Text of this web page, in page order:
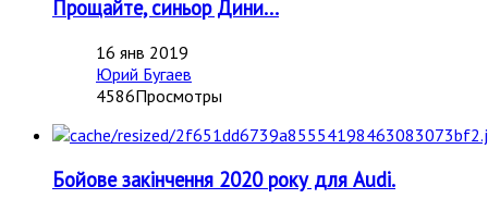
Прощайте, синьор Дини...
16 янв 2019
Юрий Бугаев
4586Просмотры
Бойове закінчення 2020 року для Audi.